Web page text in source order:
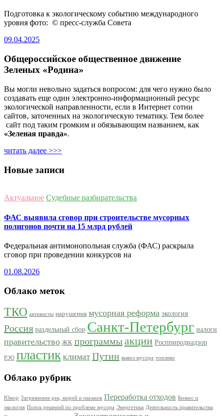
Подготовка к экологическому событию международного
уровня фото: © пресс-служба Совета
09.04.2025
Общероссийское общественное движение
Зеленых «Родина»
Вы могли невольно задаться вопросом: для чего нужно было
создавать еще один электронно-информационный ресурс
экологической направленности, если в Интернет сотни
сайтов, заточенных на экологическую тематику. Тем более
сайт под таким громким и обязывающим названием, как
«Зеленая правда».
читать далее >>>
Новые записи
Актуальное Судебные разбирательства
ФАС выявила сговор при строительстве мусорных
полигонов почти на 15 млрд рублей
Федеральная антимонопольная служба (ФАС) раскрыла
сговор при проведении конкурсов на
01.08.2026
Облако меток
ТКО активисты нарушения мусорная реформа экология
Россия раздельный сбор Санкт-Петербург налоги
правительство ЖК программыакции Росприроднадзор
РЭО пластик климат Путин вывоз мусора топливо
Облако рубрик
Юмор Загрязнение рек, морей и океанов Переработка отходов Бизнес и
экология Поиск решений по проблеме мусора Энергетика Деятельность правительства